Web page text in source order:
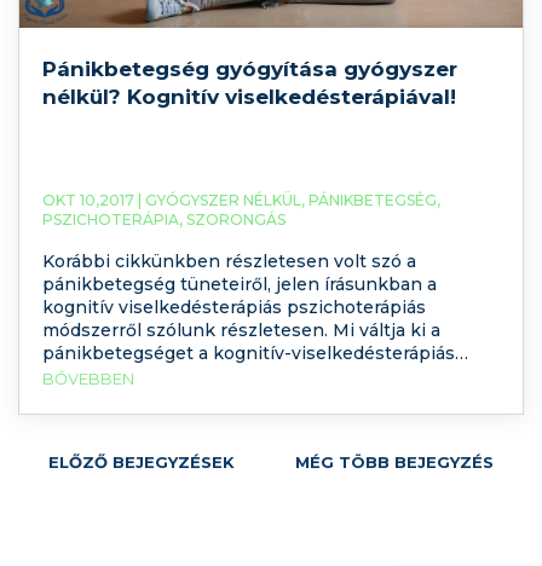
Pánikbetegség gyógyítása gyógyszer
nélkül? Kognitív viselkedésterápiával!
OKT 10,2017 | GYÓGYSZER NÉLKÜL, PÁNIKBETEGSÉG,
PSZICHOTERÁPIA, SZORONGÁS
Korábbi cikkünkben részletesen volt szó a
pánikbetegség tüneteiről, jelen írásunkban a
kognitív viselkedésterápiás pszichoterápiás
módszerről szólunk részletesen. Mi váltja ki a
pánikbetegséget a kognitív-viselkedésterápiás
szemlélet szerint? Hogyan kell elképzelni a
BŐVEBBEN
ELŐZŐ BEJEGYZÉSEK MÉG TÖBB BEJEGYZÉS